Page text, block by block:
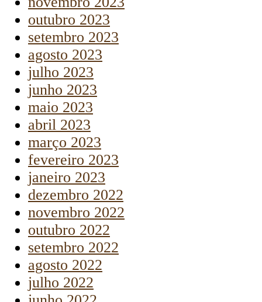
outubro 2023
setembro 2023
agosto 2023
julho 2023
junho 2023
maio 2023
abril 2023
março 2023
fevereiro 2023
janeiro 2023
dezembro 2022
novembro 2022
outubro 2022
setembro 2022
agosto 2022
julho 2022